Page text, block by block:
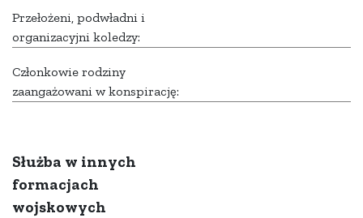
Przełożeni, podwładni i
organizacyjni koledzy:
Członkowie rodziny
zaangażowani w konspirację:
Służba w innych
formacjach
wojskowych